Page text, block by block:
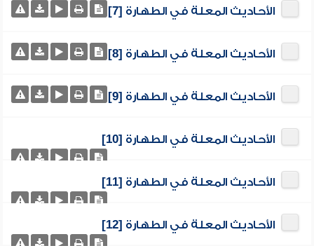
الأحاديث المعلة في الطهارة [7]
الأحاديث المعلة في الطهارة [8]
الأحاديث المعلة في الطهارة [9]
الأحاديث المعلة في الطهارة [10]
الأحاديث المعلة في الطهارة [11]
الأحاديث المعلة في الطهارة [12]